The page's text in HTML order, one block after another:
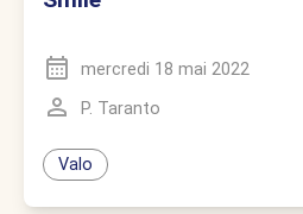
mercredi 18 mai 2022
P. Taranto
Valo